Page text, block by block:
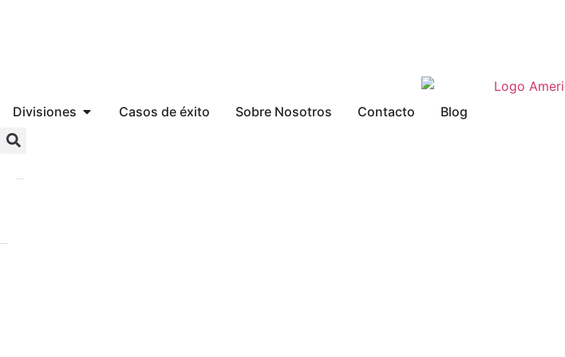
Divisiones Casos de éxito Sobre Nosotros Contacto Blog